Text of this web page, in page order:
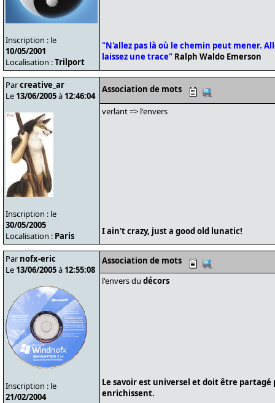
Inscription : le
10/05/2001
Localisation :Trilport
"N'allez pas là où le chemin peut mener.
laissez une trace" Ralph Waldo Emerson
Parcreative_ar
Le 13/06/2005à 12:46:04
Inscription : le
30/05/2005
Localisation : Paris
Association de mots
verlant => l'envers
I ain't crazy, just a good old lunatic!
Par nofx-eric
Le 13/06/2005à 12:55:08
Inscription : le
21/02/2004
Association de mots
l'envers du décors
Le savoir est universel et doit être partagé
enrichissent.